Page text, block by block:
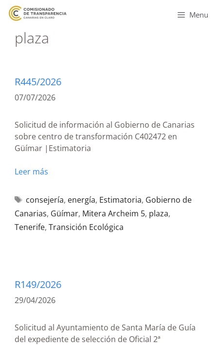
Menu
plaza
R445/2026
07/07/2026
Solicitud de información al Gobierno de Canarias
sobre centro de transformación C402472 en
Güímar |Estimatoria
Leer más
consejería, energía, Estimatoria, Gobierno de
Canarias, Güímar, Mitera Archeim 5, plaza,
Tenerife, Transición Ecológica
R149/2026
29/04/2026
Solicitud al Ayuntamiento de Santa María de Guía
del expediente de selección de Oficial 2ª